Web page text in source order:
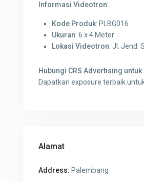
Informasi Videotron:
Kode Produk: PLBG016
Ukuran: 6 x 4 Meter
Lokasi Videotron: Jl. Jend.
Hubungi CRS Advertising
Dapatkan exposure terbaik
Alamat
Address: Palembang